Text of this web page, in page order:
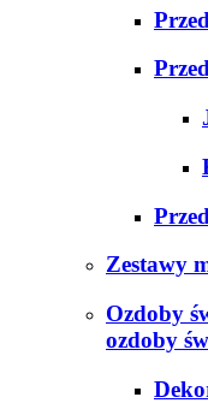
Zestawy
Ozdoby
ozdoby